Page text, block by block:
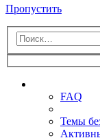
Пропустить
FAQ
Темы